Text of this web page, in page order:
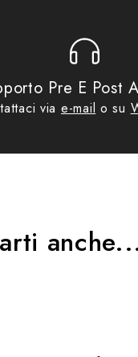
Pre E Post
via e-mail o su